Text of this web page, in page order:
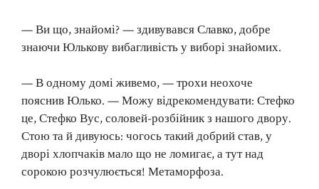
— Ви що, знайомі? — здивувався Славко, добре
знаючи Юлькову вибагливість у виборі знайомих.
— В одному домі живемо, — трохи неохоче
пояснив Юлько. — Можу відрекомендувати: Стефко
це, Стефко Вус, соловей-розбійник з нашого двору.
Стою та й дивуюсь: чогось такий добрий став, у
дворі хлопчаків мало що не ломигає, а тут над
сорокою розчулюється! Метаморфоза.